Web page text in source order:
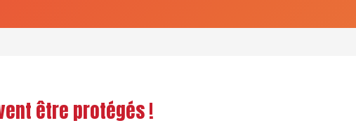
être protégés !